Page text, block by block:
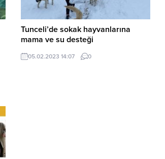
Tunceli’de sokak hayvanlarına
mama ve su desteği
05.02.2023 14:07 0